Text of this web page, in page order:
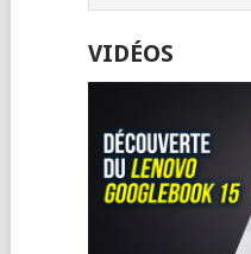
VIDÉOS